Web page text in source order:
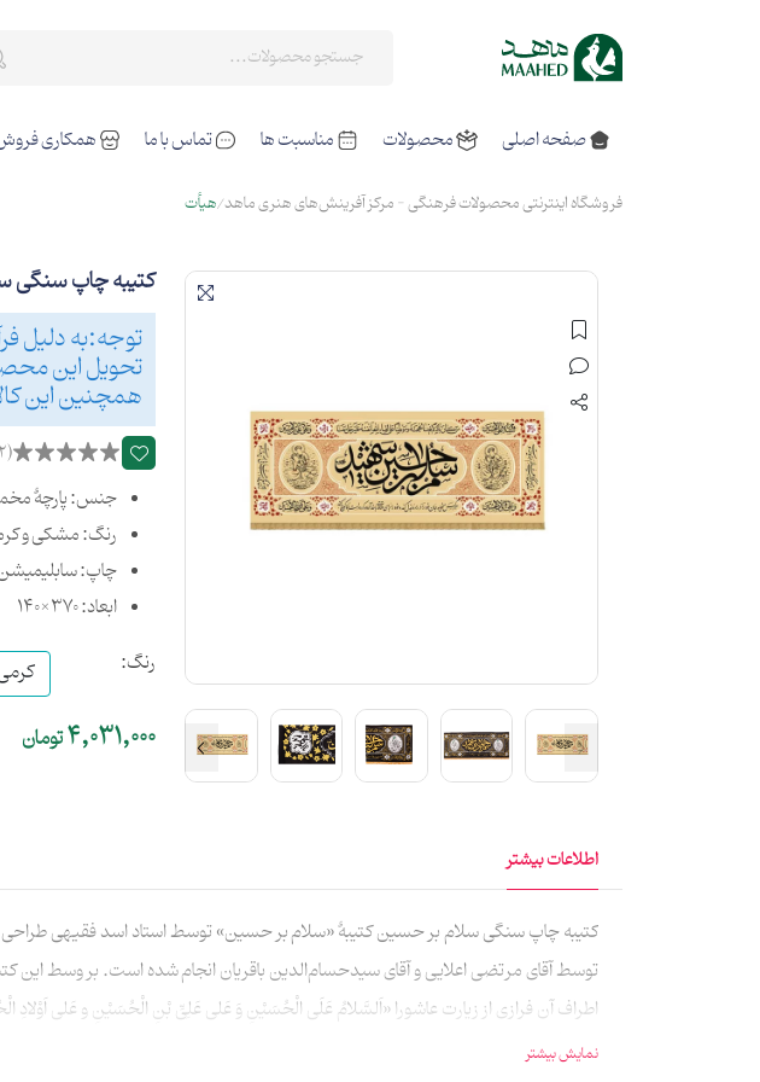
صفحه اصلی محصولات مناسبت ها تماس با ما همکاری
فروشگاه اینترنتی محصولات فرهنگی - مرکز آفرینش‌های هنری ماهد هیأت
کتیبه چاپ سنگی
توجه:به دلیل
همچنین این
(82)
جنس: پارچهٔ
رنگ: مشکی و
چاپ:
ابعاد: 370×140
رنگ:
4,031,000تومان
اطلاعات بیشتر
کتیبه چاپ سنگی سلام بر حسین کتیبهٔ «سلام بر حسین» توسط استاد اسد فقیهی
توسط آقای مرتضی اعلایی و آقای سیدحسام‌الدین باقریان انجام شده است. بر وسط
اطراف آن فرازی از زیارت عاشورا «اَلسَّلامُ عَلَی الْحُسَیْنِ وَ عَلی عَلِیِّ بْنِ الْحُسَیْنِ و عَلی اَوْلادِ
عبدالله» و «یا زینب» نوشته شده است. از دیگر عبارات ثبت شده بر این کتیبه بیتی
نمایش بیشتر